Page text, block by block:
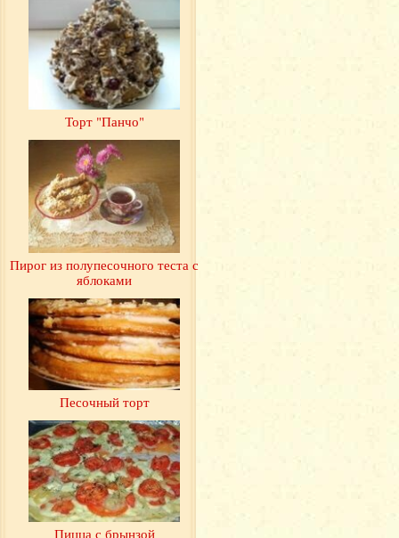
Торт "Панчо"
Пирог из полупесочного теста с
яблоками
Песочный торт
Пицца с брынзой